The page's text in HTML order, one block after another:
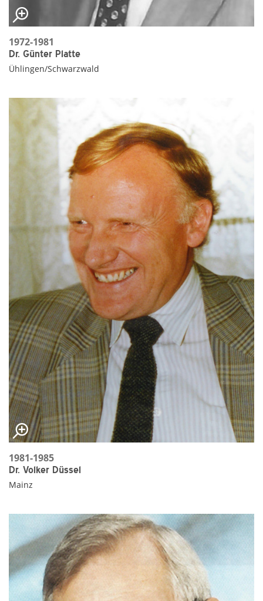
1972-1981
Dr. Günter Platte
Ühlingen/Schwarzwald
1981-1985
Dr. Volker Düssel
Mainz